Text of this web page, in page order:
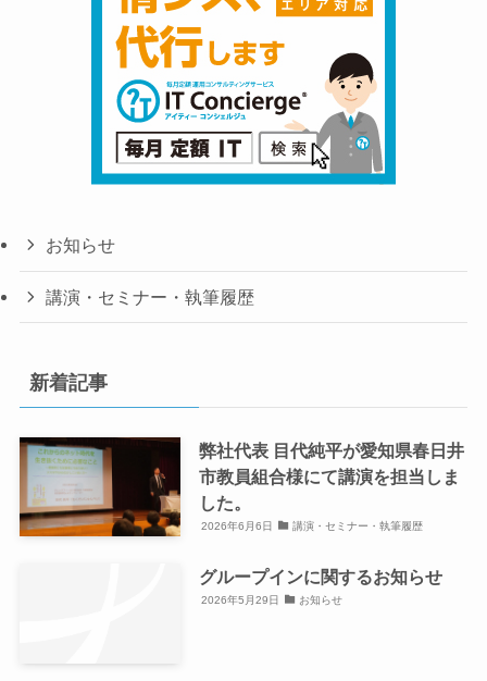
お知らせ
講演・セミナー・執筆履歴
新着記事
弊社代表 目代純平が愛知県春日井
市教員組合様にて講演を担当しま
した。
2026年6月6日 講演・セミナー・執筆履歴
グループインに関するお知らせ
2026年5月29日 お知らせ